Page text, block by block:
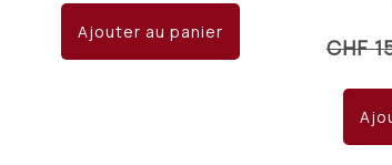
Ajouter au panier
CHF